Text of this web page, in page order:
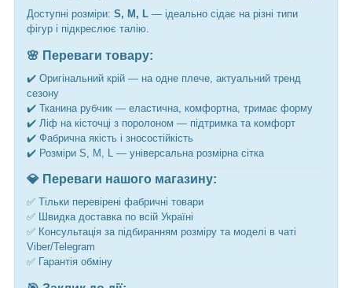
Доступні розміри: S, M, L — ідеально сідає на різні типи
фігур і підкреслює талію.
🌸 Переваги товару:
✔️ Оригінальний крій — на одне плече, актуальний тренд
сезону
✔️ Тканина рубчик — еластична, комфортна, тримає форму
✔️ Ліф на кісточці з поролоном — підтримка та комфорт
✔️ Фабрична якість і зносостійкість
✔️ Розміри S, M, L — універсальна розмірна сітка
💎 Переваги нашого магазину:
✅ Тільки перевірені фабричні товари
✅ Швидка доставка по всій Україні
✅ Консультація за підбиранням розміру та моделі в чаті
Viber/Telegram
✅ Гарантія обміну